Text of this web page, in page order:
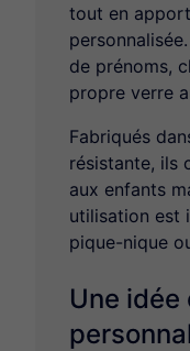
tout en
de prénoms,
propre verre
Fabriqués
résistante, ils
aux enfants
utilisation est
pique-nique
Une idée